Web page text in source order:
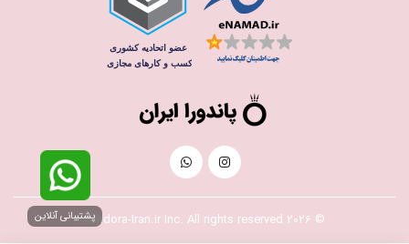
© 2026 Pandora-Iran.ir Inc. All rights reserved پشتیبانی آنلاین